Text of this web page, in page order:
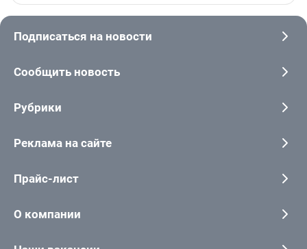
Подписаться на новости
Сообщить новость
Рубрики
Реклама на сайте
Прайс-лист
О компании